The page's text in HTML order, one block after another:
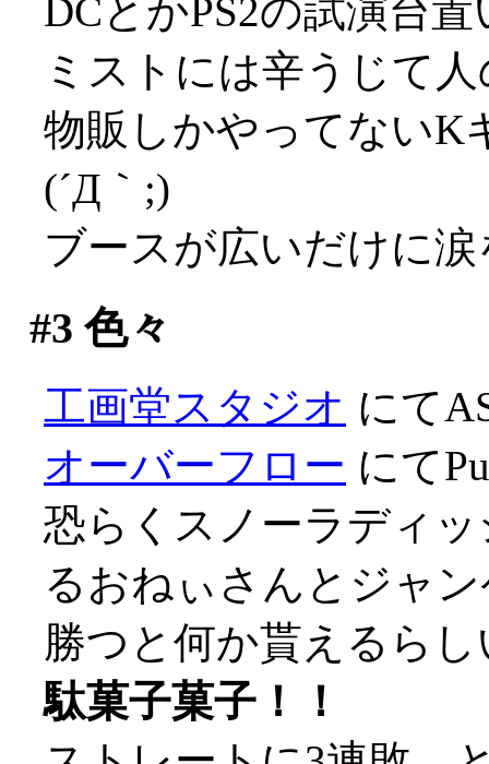
DCとかPS2の試演台
ミストには辛うじて
物販しかやってないK
(´Д｀;)
ブースが広いだけに
#3 色々
工画堂スタジオ にて
オーバーフロー にて
恐らくスノーラディ
るおねぃさんとジャ
勝つと何か貰えるら
駄菓子菓子！！